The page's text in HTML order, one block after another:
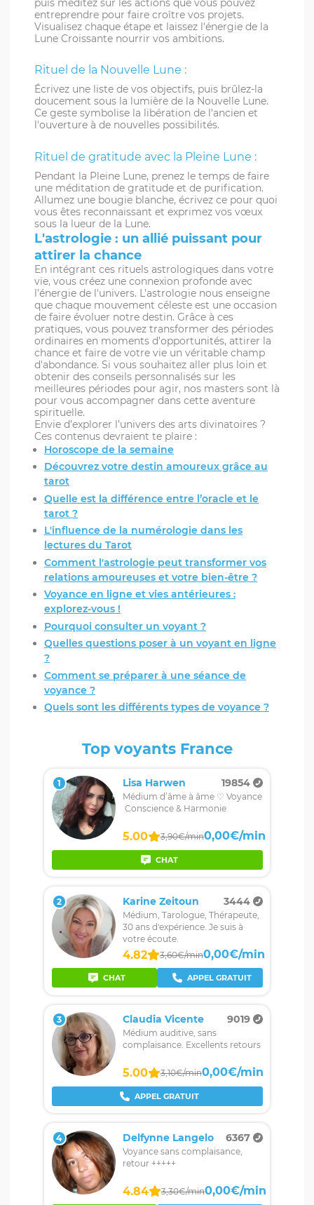
puis méditez sur les actions que vous pouvez
entreprendre pour faire croître vos projets.
Visualisez chaque étape et laissez l'énergie de la
Lune Croissante nourrir vos ambitions.
Rituel de la Nouvelle Lune :
Écrivez une liste de vos objectifs, puis brûlez-la
doucement sous la lumière de la Nouvelle Lune.
Ce geste symbolise la libération de l'ancien et
l'ouverture à de nouvelles possibilités.
Rituel de gratitude avec la Pleine Lune :
Pendant la Pleine Lune, prenez le temps de faire
une méditation de gratitude et de purification.
Allumez une bougie blanche, écrivez ce pour quoi
vous êtes reconnaissant et exprimez vos vœux
sous la lueur de la Lune.
L'astrologie : un allié puissant pour
attirer la chance
En intégrant ces rituels astrologiques dans votre
vie, vous créez une connexion profonde avec
l’énergie de l'univers. L’astrologie nous enseigne
que chaque mouvement céleste est une occasion
de faire évoluer notre destin. Grâce à ces
pratiques, vous pouvez transformer des périodes
ordinaires en moments d’opportunités, attirer la
chance et faire de votre vie un véritable champ
d'abondance. Si vous souhaitez aller plus loin et
obtenir des conseils personnalisés sur les
meilleures périodes pour agir, nos masters sont là
pour vous accompagner dans cette aventure
spirituelle.
Envie d’explorer l’univers des arts divinatoires ?
Ces contenus devraient te plaire :
Horoscope de la semaine
Découvrez votre destin amoureux grâce au
tarot
Quelle est la différence entre l’oracle et le
tarot ?
L'influence de la numérologie dans les
lectures du Tarot
Comment l'astrologie peut transformer vos
relations amoureuses et votre bien-être ?
Voyance en ligne et vies antérieures :
explorez-vous !
Pourquoi consulter un voyant ?
Quelles questions poser à un voyant en ligne
?
Comment se préparer à une séance de
voyance ?
Quels sont les différents types de voyance ?
Top voyants France
1 Lisa Harwen 19854
Médium d’âme à âme ♡ Voyance
Conscience & Harmonie
5.00 3,90€/min0,00€/min
CHAT
2 Karine Zeitoun 3444
Médium, Tarologue, Thérapeute,
30 ans d'expérience. Je suis à
votre écoute.
4.82 3,60€/min0,00€/min
CHAT APPEL GRATUIT
3 Claudia Vicente 9019
Médium auditive, sans
complaisance. Excellents retours
5.00 3,10€/min0,00€/min
APPEL GRATUIT
4 Delfynne Langelo 6367
Voyance sans complaisance,
retour +++++
4.84 3,30€/min0,00€/min